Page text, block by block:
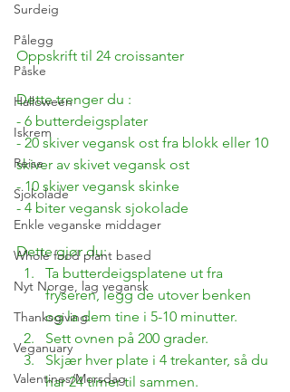
Surdeig
Pålegg
Påske
Halloween
Iskrem
Reise
Sjokolade
Enkle veganske middager
Whole food plant based
Nyt Norge, lag vegansk
Thanksgiving
Veganuary
Valentines/Morsdag
Oppskrift til 24 croissanter
Dette trenger du :
- 6 butterdeigsplater
- 20 skiver vegansk ost fra blokk eller 10
skiver av skivet vegansk ost
- 10 skiver vegansk skinke
- 4 biter vegansk sjokolade
Dette gjør du:
Ta butterdeigsplatene ut fra
fryseren, legg de utover benken
og la dem tine i 5-10 minutter.
Sett ovnen på 200 grader.
Skjær hver plate i 4 trekanter, så du
har 24 timer til sammen.